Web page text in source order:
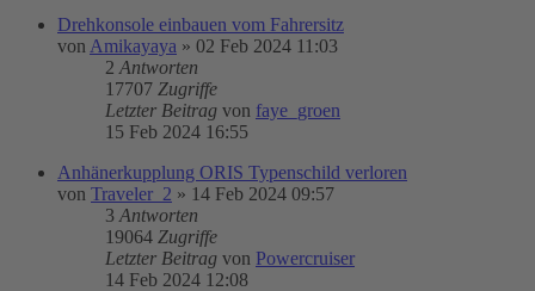
Drehkonsole einbauen vom Fahrersitz
von Amikayaya » 02 Feb 2024 11:03
2 Antworten
17707 Zugriffe
Letzter Beitrag von faye_groen
15 Feb 2024 16:55
Anhänerkupplung ORIS Typenschild verloren
von Traveler_2 » 14 Feb 2024 09:57
3 Antworten
19064 Zugriffe
Letzter Beitrag von Powercruiser
14 Feb 2024 12:08